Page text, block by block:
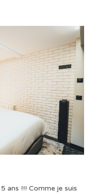
ans !!! Comme je suis